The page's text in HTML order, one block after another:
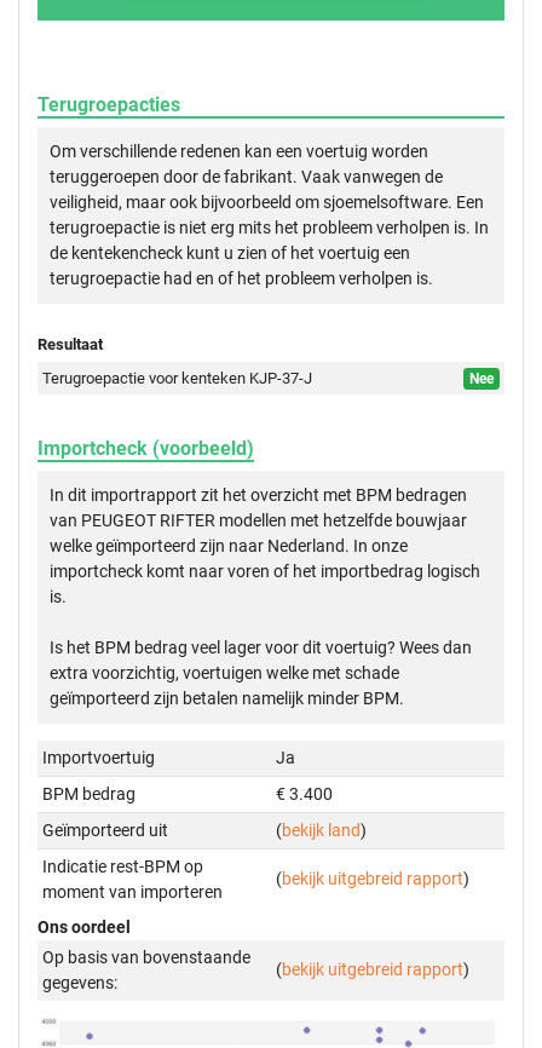
Terugroepacties
Om verschillende redenen kan een voertuig worden
teruggeroepen door de fabrikant. Vaak vanwegen de
veiligheid, maar ook bijvoorbeeld om sjoemelsoftware. Een
terugroepactie is niet erg mits het probleem verholpen is. In
de kentekencheck kunt u zien of het voertuig een
terugroepactie had en of het probleem verholpen is.
Resultaat
Terugroepactie voor kenteken KJP-37-J
Nee
Importcheck (voorbeeld)
In dit importrapport zit het overzicht met BPM bedragen
van PEUGEOT RIFTER modellen met hetzelfde bouwjaar
welke geïmporteerd zijn naar Nederland. In onze
importcheck komt naar voren of het importbedrag logisch
is.
Is het BPM bedrag veel lager voor dit voertuig? Wees dan
extra voorzichtig, voertuigen welke met schade
geïmporteerd zijn betalen namelijk minder BPM.
Importvoertuig
Ja
BPM bedrag
€ 3.400
Geïmporteerd uit
(bekijk land)
Indicatie rest-BPM op
moment van importeren
(bekijk uitgebreid rapport)
Ons oordeel
Op basis van bovenstaande
gegevens:
(bekijk uitgebreid rapport)